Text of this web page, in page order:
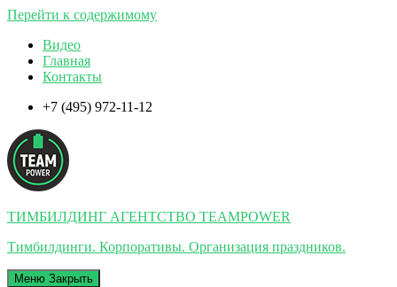
Перейти к содержимому
Видео
Главная
Контакты
+7 (495) 972-11-12
ТИМБИЛДИНГ АГЕНТСТВО TEAMPOWER
Тимбилдинги. Корпоративы. Организация праздников.
Меню Закрыть